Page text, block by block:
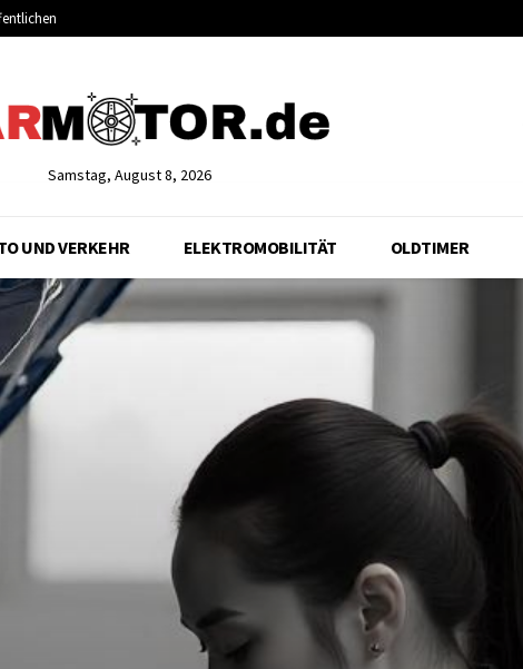
Samstag, August 8, 2026
UND VERKEHR ELEKTROMOBILITÄT OLDTIMER